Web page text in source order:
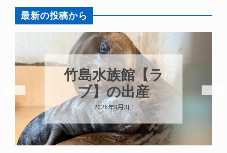
最新の投稿から
竹島水族館【ラ
ブ】の出産
2026年8月3日